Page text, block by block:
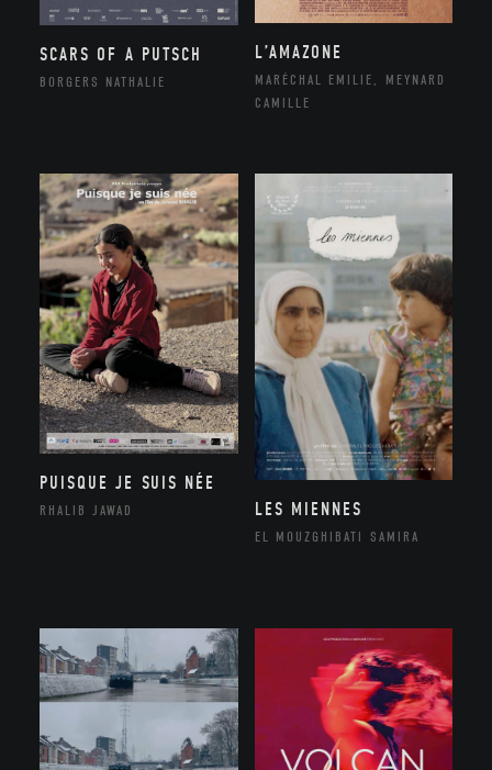
SCARS OF A PUTSCH
BORGERS NATHALIE
L’AMAZONE
MARÉCHAL EMILIE, MEYNARD
CAMILLE
PUISQUE JE SUIS NÉE
RHALIB JAWAD LES MIENNES
EL MOUZGHIBATI SAMIRA